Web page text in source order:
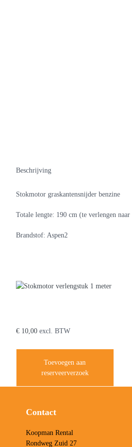
Beschrijving
Stokmotor graskantensnijder benzine
Totale lengte: 190 cm (te verlengen
Brandstof: Aspen2
€ 10,00 excl. BTW
Toevoegen aan
reserveerverzoek
Contact
Koopman Rental
Rondweg Zuid 27